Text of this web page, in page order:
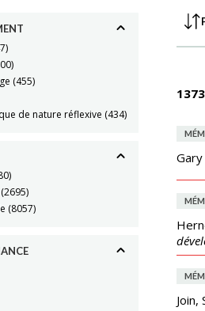
(455)
de nature réflexive (434)
(2695)
(8057)
Gary
Join,